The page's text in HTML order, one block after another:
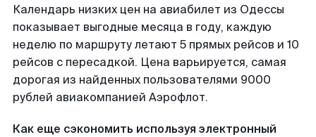
Календарь низких цен на авиабилет из Одессы
показывает выгодные месяца в году, каждую
неделю по маршруту летают 5 прямых рейсов и 10
рейсов с пересадкой. Цена варьируется, самая
дорогая из найденных пользователями 9000
рублей авиакомпанией Аэрофлот.
Как еще сэкономить используя электронный